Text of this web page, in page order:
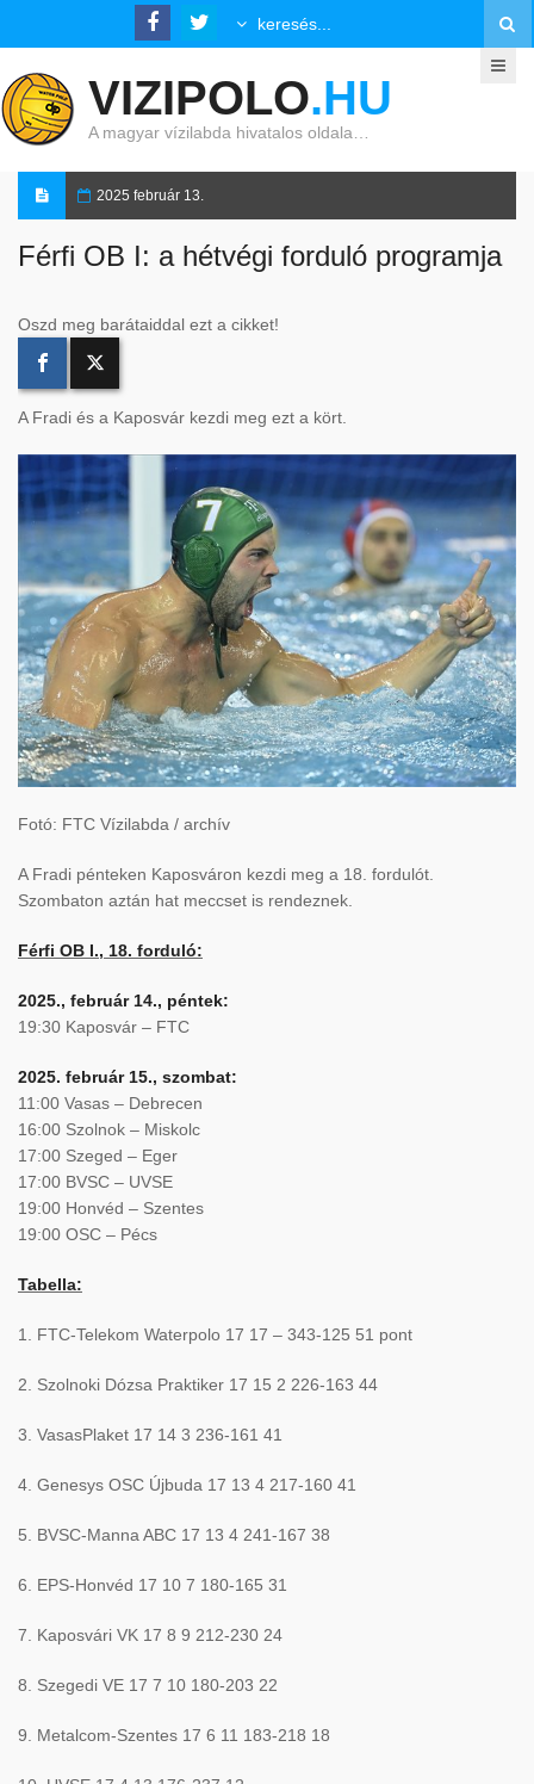
VIZIPOLO.HU
A magyar vízilabda hivatalos oldala…
2025 február 13.
Férfi OB I: a hétvégi forduló programja
Oszd meg barátaiddal ezt a cikket!
A Fradi és a Kaposvár kezdi meg ezt a kört.
Fotó: FTC Vízilabda / archív
A Fradi pénteken Kaposváron kezdi meg a 18. fordulót.
Szombaton aztán hat meccset is rendeznek.
Férfi OB I., 18. forduló:
2025., február 14., péntek:
19:30 Kaposvár – FTC
2025. február 15., szombat:
11:00 Vasas – Debrecen
16:00 Szolnok – Miskolc
17:00 Szeged – Eger
17:00 BVSC – UVSE
19:00 Honvéd – Szentes
19:00 OSC – Pécs
Tabella:
1. FTC-Telekom Waterpolo 17 17 – 343-125 51 pont
2. Szolnoki Dózsa Praktiker 17 15 2 226-163 44
3. VasasPlaket 17 14 3 236-161 41
4. Genesys OSC Újbuda 17 13 4 217-160 41
5. BVSC-Manna ABC 17 13 4 241-167 38
6. EPS-Honvéd 17 10 7 180-165 31
7. Kaposvári VK 17 8 9 212-230 24
8. Szegedi VE 17 7 10 180-203 22
9. Metalcom-Szentes 17 6 11 183-218 18